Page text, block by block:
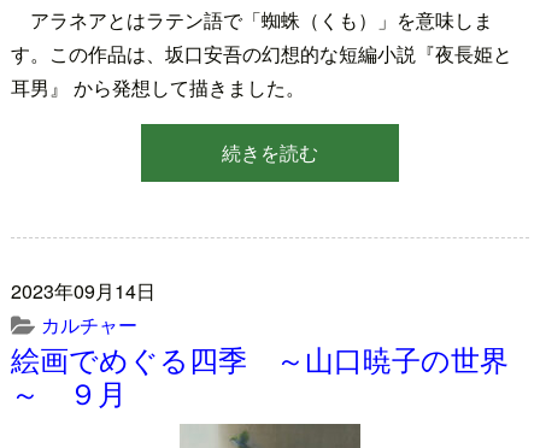
アラネアとはラテン語で「蜘蛛（くも）」を意味しま
す。この作品は、坂口安吾の幻想的な短編小説『夜長姫と
耳男』 から発想して描きました。
続きを読む
2023年09月14日
カルチャー
絵画でめぐる四季 ～山口暁子の世界
～ ９月